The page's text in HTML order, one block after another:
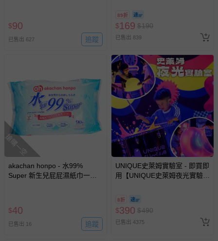
針對滿件折/滿額贈…等活動，如因部份退貨，而該訂單保
留商品未達活動門檻，將以原價計算，活動贈品亦需一併退
部分商品依據消費者保護法的規定，不適用七天鑑賞期/猶
易於腐敗、保存期限較短或解約時即將逾期（例如生鮮
商品、食品等）。
客製化商品（例如客製生日書、姓名貼等）。
報紙、期刊或雜誌（惟書籍如經拆封、使用，則酌收整
新費用）。
經消費者拆封之影音商品或電腦軟體（例如 DVD、CD
等）。
非以有形媒介提供之數位內容或一經提供即為完成之線
上服務，經消費者事先同意始提供（例如線上課程、遊
-個人衛生用品（例如尿布、貼身衣物、泳裝、襪子、地
墊、寢具類等）。
$90
已售出 627 追蹤
89折
$169 $190
已售出 839
搶購一空
akachan honpo - 水99%
Super 新生兒屁屁濕紙巾一般
$40
已售出 16 追蹤
UNIQUE史萊姆實驗室 - 即買即
用【UNIQUE史萊姆夜光實驗室
8/30 (電子票券，於展期現場憑
訂單編號兌換，逾期作廢) (大
人小孩均一價(3歲以上需購票))
8折
$390 $490
已售出 4375